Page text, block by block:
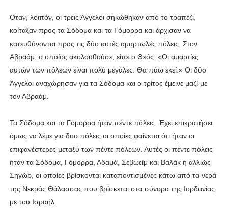
Όταν, λοιπόν, οι τρεις Άγγελοι σηκώθηκαν από το τραπέζι,
κοίταξαν προς τα Σόδομα και τα Γόμορρα και άρχισαν να
κατευθύνονται προς τις δύο αυτές αμαρτωλές πόλεις. Στον
Αβραάμ, ο οποίος ακολουθούσε, είπε ο Θεός: «Οι αμαρτίες
αυτών των πόλεων είναι πολύ μεγάλες. Θα πάω εκεί.» Οι δύο
Άγγελοι αναχώρησαν για τα Σόδομα και ο τρίτος έμεινε μαζί με
τον Αβραάμ.
Τα Σόδομα και τα Γόμορρα ήταν πέντε πόλεις. Έχει επικρατήσει
όμως να λέμε για δυο πόλεις οι οποίες φαίνεται ότι ήταν οι
επιφανέστερες μεταξύ των πέντε πόλεων. Αυτές οι πέντε πόλεις
ήταν τα Σόδομα, Γόμορρα, Αδαμά, Σεβωείμ και Βαλάκ ή αλλιώς
Σηγώρ, οι οποίες βρίσκονται καταποντισμένες κάτω από τα νερά
της Νεκράς Θάλασσας που βρίσκεται στα σύνορα της Ιορδανίας
με του Ισραήλ.